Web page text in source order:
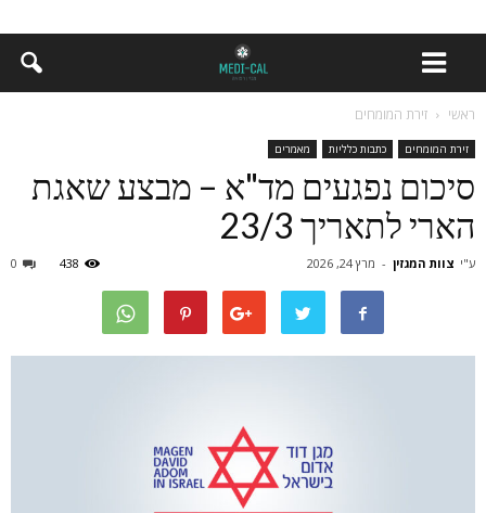
ראשי זירת המומחים
זירת המומחים כתבות כלליות מאמרים
סיכום נפגעים מד"א – מבצע שאגת
הארי לתאריך 23/3
ע"י צוות המגזין - מרץ 24, 2026 0 438